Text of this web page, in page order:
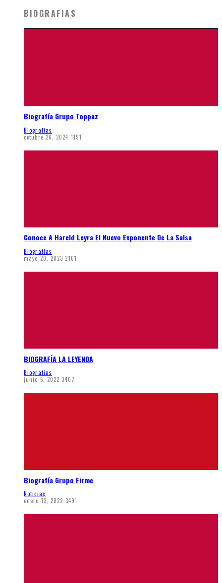
BIOGRAFIAS
Biografía Grupo Toppaz
Biografias
octubre 26, 2024 1191
Conoce A Hareld Leyra El Nuevo Exponente De La Salsa
Biografias
mayo 20, 2023 2161
BIOGRAFÍA LA LEYENDA
Biografias
junio 5, 2022 3407
Biografía Grupo Firme
Noticias
enero 13, 2022 3491